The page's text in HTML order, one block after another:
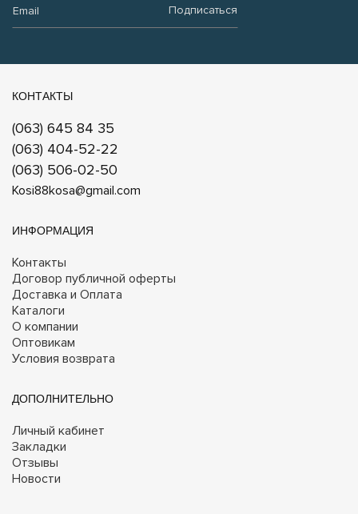
Подписаться
КОНТАКТЫ
(063) 645 84 35
(063) 404-52-22
(063) 506-02-50
Kosi88kosa@gmail.com
ИНФОРМАЦИЯ
Контакты
Договор публичной оферты
Доставка и Оплата
Каталоги
О компании
Оптовикам
Условия возврата
ДОПОЛНИТЕЛЬНО
Личный кабинет
Закладки
Отзывы
Новости